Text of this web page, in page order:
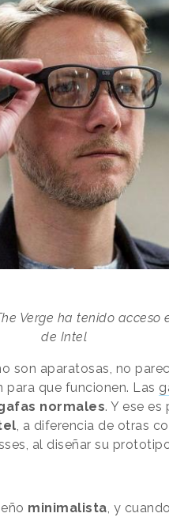
Verge ha tenido acceso
de Intel
son aparatosas, no
que funcionen. Las
normales. Y ese
, a diferencia de otras
al diseñar su
minimalista, y